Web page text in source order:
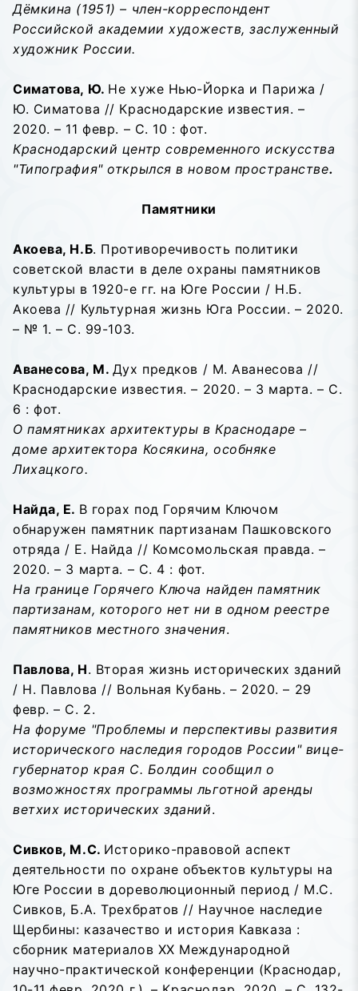
Дёмкина (1951) – член-корреспондент
Российской академии художеств, заслуженный
художник России.
Симатова, Ю. Не хуже Нью-Йорка и Парижа /
Ю. Симатова // Краснодарские известия. –
2020. – 11 февр. – С. 10 : фот.
Краснодарский центр современного искусства
"Типография" открылся в новом пространстве.
Памятники
Акоева, Н.Б. Противоречивость политики
советской власти в деле охраны памятников
культуры в 1920-е гг. на Юге России / Н.Б.
Акоева // Культурная жизнь Юга России. – 2020.
– № 1. – С. 99-103.
Аванесова, М. Дух предков / М. Аванесова //
Краснодарские известия. – 2020. – 3 марта. – С.
6 : фот.
О памятниках архитектуры в Краснодаре –
доме архитектора Косякина, особняке
Лихацкого.
Найда, Е. В горах под Горячим Ключом
обнаружен памятник партизанам Пашковского
отряда / Е. Найда // Комсомольская правда. –
2020. – 3 марта. – С. 4 : фот.
На границе Горячего Ключа найден памятник
партизанам, которого нет ни в одном реестре
памятников местного значения.
Павлова, Н. Вторая жизнь исторических зданий
/ Н. Павлова // Вольная Кубань. – 2020. – 29
февр. – С. 2.
На форуме "Проблемы и перспективы развития
исторического наследия городов России" вице-
губернатор края С. Болдин сообщил о
возможностях программы льготной аренды
ветхих исторических зданий.
Сивков, М.С. Историко-правовой аспект
деятельности по охране объектов культуры на
Юге России в дореволюционный период / М.С.
Сивков, Б.А. Трехбратов // Научное наследие
Щербины: казачество и история Кавказа :
сборник материалов XX Международной
научно-практической конференции (Краснодар,